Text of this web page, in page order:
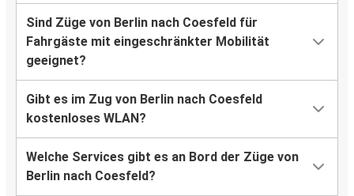
Sind Züge von Berlin nach Coesfeld für
Fahrgäste mit eingeschränkter Mobilität
geeignet?
Gibt es im Zug von Berlin nach Coesfeld
kostenloses WLAN?
Welche Services gibt es an Bord der Züge von
Berlin nach Coesfeld?